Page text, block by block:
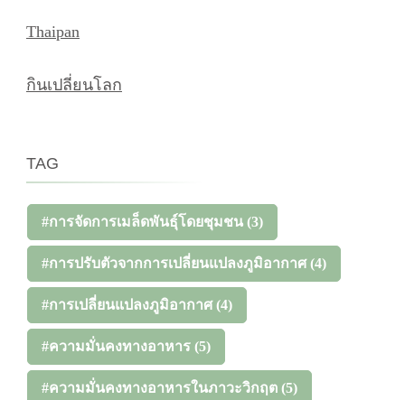
Thaipan
กินเปลี่ยนโลก
TAG
#การจัดการเมล็ดพันธุ์โดยชุมชน (3)
#การปรับตัวจากการเปลี่ยนแปลงภูมิอากาศ(4)
#การเปลี่ยนแปลงภูมิอากาศ(4)
#ความมั่นคงทางอาหาร (5)
#ความมั่นคงทางอาหารในภาวะวิกฤต (5)